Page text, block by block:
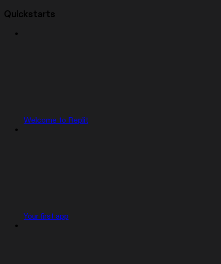
Quickstarts
Welcome to Replit
Your first app